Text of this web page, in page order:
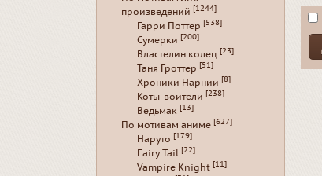
произведений [1244]
Гарри Поттер [538]
Сумерки [200]
Властелин колец [23]
Таня Гроттер [51]
Хроники Нарнии [8]
Коты-воители [238]
Ведьмак [13]
По мотивам аниме [627]
Наруто [179]
Fairy Tail [22]
Vampire Knight [11]